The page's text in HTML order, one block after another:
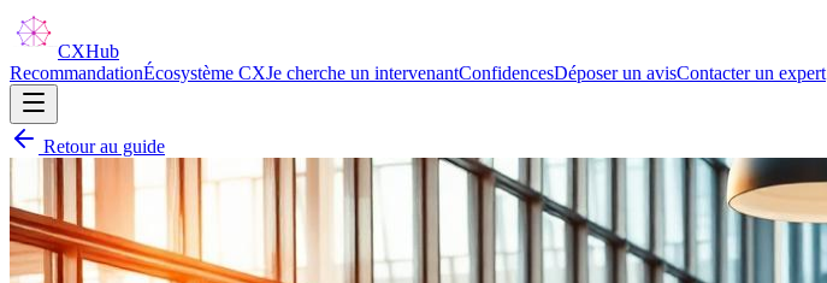
CXHub
RecommandationÉcosystème CXJe cherche un intervenantConfidencesDéposer un avisContacter un expert
Retour au guide